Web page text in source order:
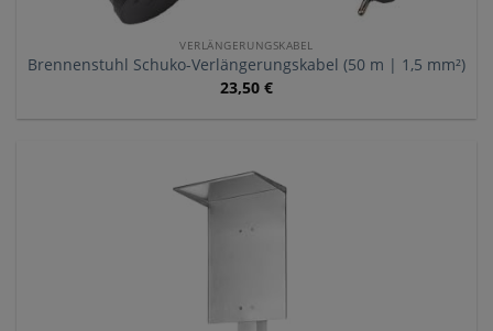
VERLÄNGERUNGSKABEL
Brennenstuhl Schuko-Verlängerungskabel (50 m | 1,5 mm²)
23,50 €